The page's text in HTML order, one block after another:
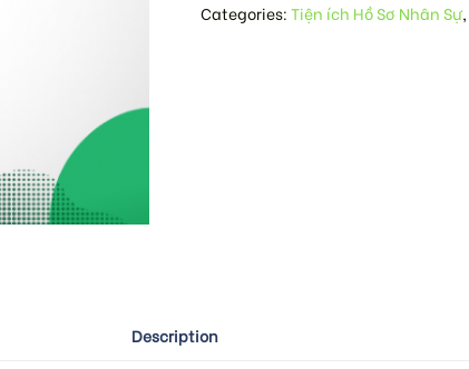
Categories:Tiện ích Hồ Sơ Nhân Sự,
Description